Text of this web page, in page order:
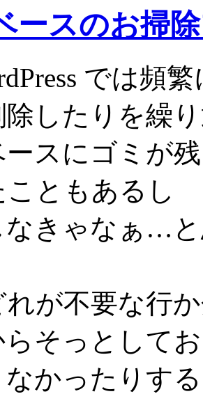
ースのお掃
では頻
除したりを繰
ースにゴミが
こともあるし
なきゃなぁ…
れが不要な行
らそっとして
かったりす